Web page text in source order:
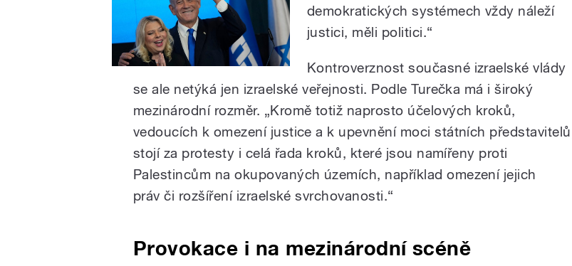
demokratických systémech vždy náleží
justici, měli politici.“
Kontroverznost současné izraelské vlády
se ale netýká jen izraelské veřejnosti. Podle Turečka má i široký
mezinárodní rozměr. „Kromě totiž naprosto účelových kroků,
vedoucích k omezení justice a k upevnění moci státních
stojí za protesty i celá řada kroků, které jsou namířeny proti
Palestincům na okupovaných územích, například omezení jejich
práv či rozšíření izraelské svrchovanosti.“
Provokace i na mezinárodní scéně